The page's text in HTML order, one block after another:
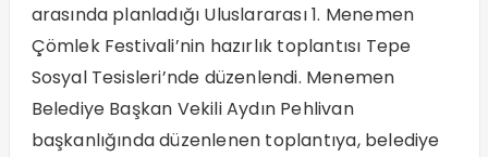
arasında planladığı Uluslararası 1. Menemen
Çömlek Festivali’nin hazırlık toplantısı Tepe
Sosyal Tesisleri’nde düzenlendi. Menemen
Belediye Başkan Vekili Aydın Pehlivan
başkanlığında düzenlenen toplantıya, belediye